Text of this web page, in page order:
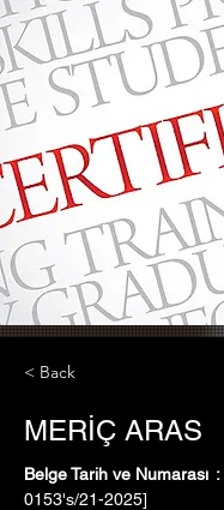
< Back
MERİÇ ARAS
Belge Tarih ve Numarası	:
0153's/21-2025]